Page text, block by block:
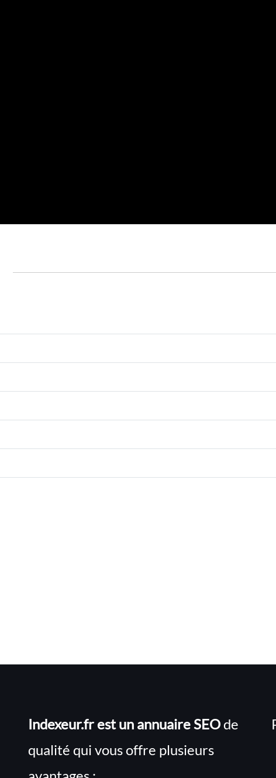
Indexeur.fr est un annuaire SEOde
qualité qui vous offre plusieurs